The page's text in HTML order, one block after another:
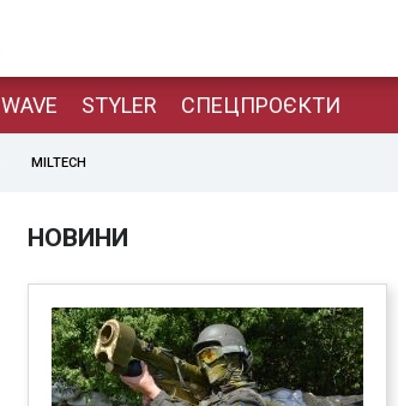
WAVE STYLER СПЕЦПРОЄКТИ
MILTECH
НОВИНИ